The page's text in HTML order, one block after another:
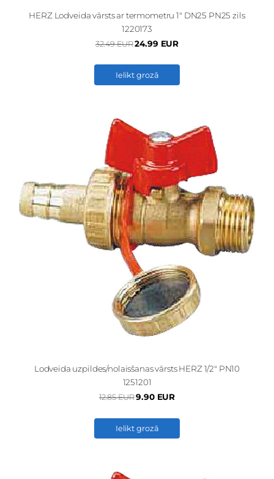
HERZ Lodveida vārsts ar termometru 1" DN25 PN25 zils
1220173
32.49 EUR24.99 EUR
Ielikt grozā
Lodveida uzpildes/nolaisšanas vārsts HERZ 1/2" PN10
1251201
12.85 EUR9.90 EUR
Ielikt grozā